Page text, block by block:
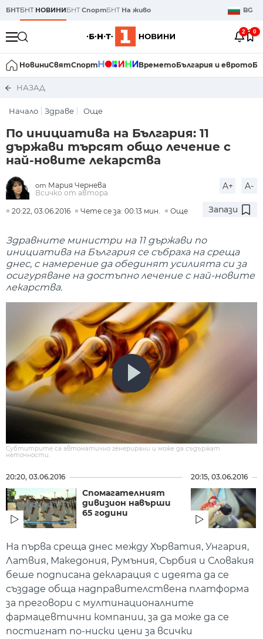
БНТБНТ НОВИНИБНТСпортБНТ На живо BG
2 0
НовиниСвятСпорт ВреметоБългария и еврото
НАЗАД
Начало Здраве Още
По инициатива на България: 11
държави търсят общо лечение с
най-новите лекарства
от Мария Чернева
Всичко от автора
A+ A-
20:22, 03.06.2016 Чете се за: 00:13 мин. Още Запази
Здравните министри на 11 държави по
инициатива на България се събраха на среща
днес, с намерение да обединят усилията си за
осигуряване на достъпно лечение с най-новите
лекарства.
Субтитрите са автоматично генерирани и може да съдържат
неточности.
20:20, 03.06.2016
Спомагателният
дивизион навърши
65 години
20:15, 03.06.2016
На първа среща днес между Хърватия, Унгария,
Латвия, Македония, Румъния, Сърбия и Словакия
беше подписана декларация с идеята да се
създаде обща надправителствена платформа
за преговори с мултинационалните
фармацевтични компании, за да може да се
постигнат по-ниски цени за всички